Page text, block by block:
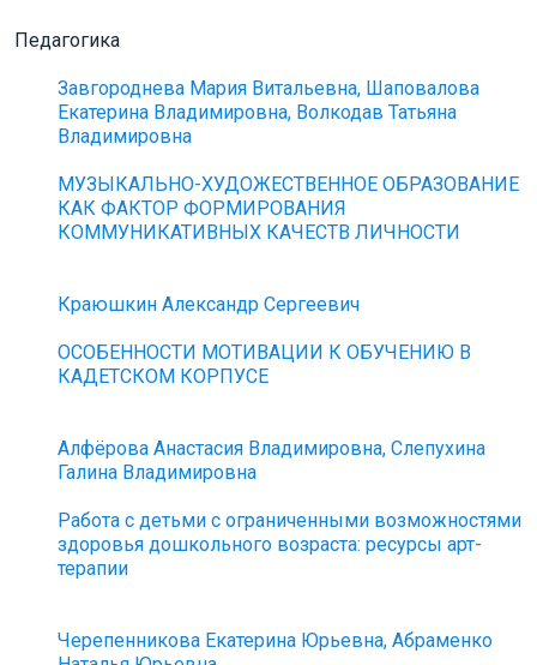
Педагогика
Завгороднева Мария Витальевна, Шаповалова
Екатерина Владимировна, Волкодав Татьяна
Владимировна
МУЗЫКАЛЬНО-ХУДОЖЕСТВЕННОЕ ОБРАЗОВАНИЕ
КАК ФАКТОР ФОРМИРОВАНИЯ
КОММУНИКАТИВНЫХ КАЧЕСТВ ЛИЧНОСТИ
Краюшкин Александр Сергеевич
ОСОБЕННОСТИ МОТИВАЦИИ К ОБУЧЕНИЮ В
КАДЕТСКОМ КОРПУСЕ
Алфёрова Анастасия Владимировна, Слепухина
Галина Владимировна
Работа с детьми с ограниченными возможностями
здоровья дошкольного возраста: ресурсы арт-
терапии
Черепенникова Екатерина Юрьевна, Абраменко